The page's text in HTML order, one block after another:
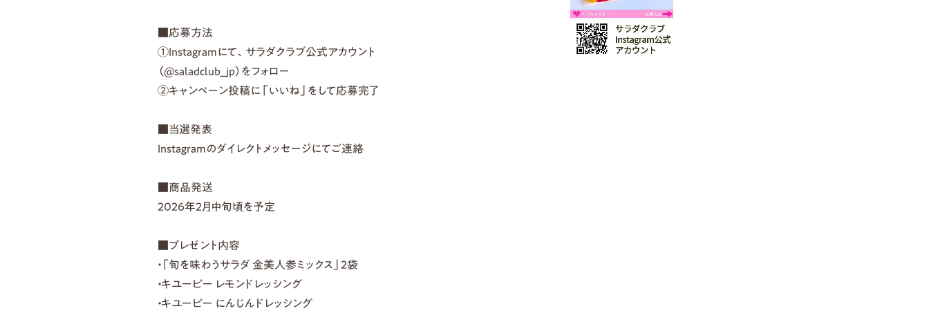
■応募方法
①Instagramにて、サラダクラブ公式アカウント
（@saladclub_jp）をフォロー
②キャンペーン投稿に「いいね」をして応募完了
■当選発表
Instagramのダイレクトメッセージにてご連絡
■商品発送
2026年2月中旬頃を予定
■プレゼント内容
・「旬を味わうサラダ 金美人参ミックス」2袋
・キユーピー レモンドレッシング
・キユーピー にんじんドレッシング